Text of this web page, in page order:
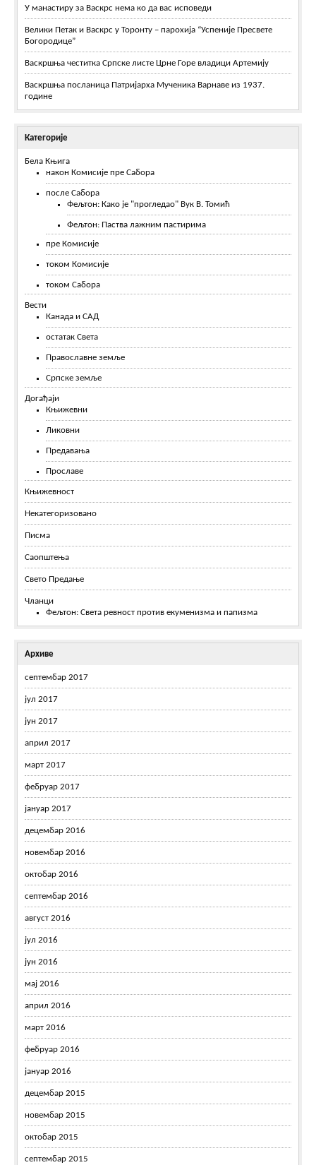
У манастиру за Васкрс нема ко да вас исповеди
Велики Петак и Васкрс у Торонту – парохија “Успеније Пресвете
Богородице”
Васкршња честитка Српске листе Црне Горе владици Артемију
Васкршња посланица Патријарха Мученика Варнаве из 1937.
године
Категорије
Бела Књига
након Комисије пре Сабора
после Сабора
Фељтон: Како је "прогледао" Вук В. Томић
Фељтон: Паства лажним пастирима
пре Комисије
током Комисије
током Сабора
Вести
Канада и САД
остатак Света
Православне земље
Српске земље
Догађаји
Књижевни
Ликовни
Предавања
Прославе
Књижевност
Некатегоризовано
Писма
Саопштења
Свето Предање
Чланци
Фељтон: Света ревност против екуменизма и папизма
Архиве
септембар 2017
јул 2017
јун 2017
април 2017
март 2017
фебруар 2017
јануар 2017
децембар 2016
новембар 2016
октобар 2016
септембар 2016
август 2016
јул 2016
јун 2016
мај 2016
април 2016
март 2016
фебруар 2016
јануар 2016
децембар 2015
новембар 2015
октобар 2015
септембар 2015